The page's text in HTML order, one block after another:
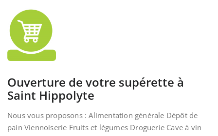
Ouverture de votre supérette à
Saint Hippolyte
Nous vous proposons : Alimentation générale Dépôt de
pain Viennoiserie Fruits et légumes Droguerie Cave à vin